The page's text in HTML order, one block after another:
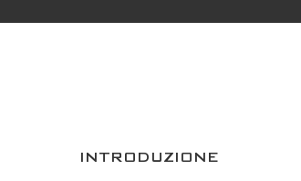
INTRODUZIONE